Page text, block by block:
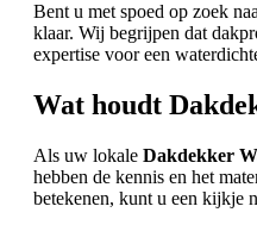
Bent u met spoed op zoek
klaar. Wij begrijpen dat
expertise voor een
Wat houdt
Als uw lokale Dakdekker
hebben de kennis en het
betekenen, kunt u een kijkje